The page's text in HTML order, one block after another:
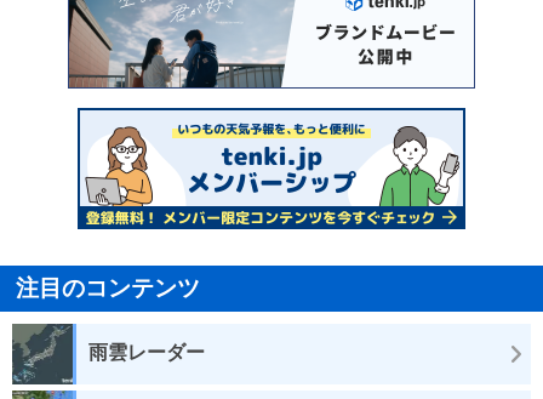
注目のコンテンツ
雨雲レーダー